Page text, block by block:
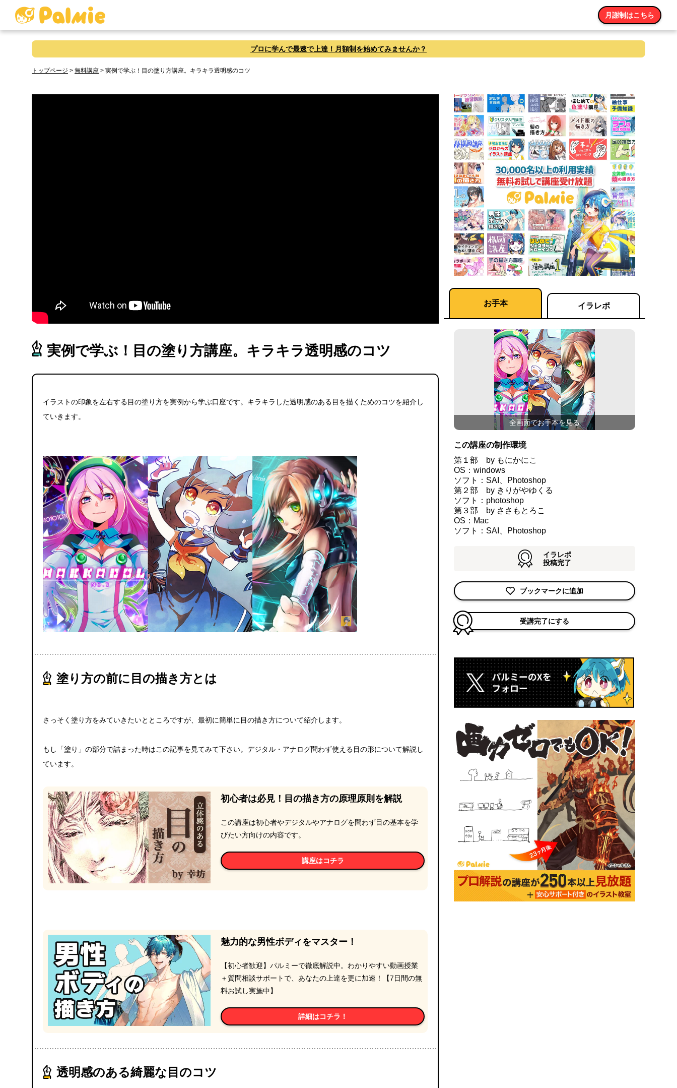
月謝制はこちら
プロに学んで最速で上達！月額制を始めてみませんか？
トップページ > 無料講座 > 実例で学ぶ！目の塗り方講座。キラキラ透明感のコツ
実例で学ぶ！目の塗り方講座。キラキラ透明感のコツ
イラストの印象を左右する目の塗り方を実例から学ぶ口座です。キラキラした透明感のある目を描くためのコツを紹介し
ていきます。
塗り方の前に目の描き方とは
さっそく塗り方をみていきたいとところですが、最初に簡単に目の描き方について紹介します。
もし「塗り」の部分で詰まった時はこの記事を見てみて下さい。デジタル・アナログ問わず使える目の形について解説し
ています。
初心者は必見！目の描き方の原理原則を解説
この講座は初心者やデジタルやアナログを問わず目の基本を学
びたい方向けの内容です。
講座はコチラ
魅力的な男性ボディをマスター！
【初心者歓迎】パルミーで徹底解説中。わかりやすい動画授業
＋質問相談サポートで、あなたの上達を更に加速！【7日間の無
料お試し実施中】
詳細はコチラ！
透明感のある綺麗な目のコツ
お手本 イラレポ
全画面でお手本を見る
この講座の制作環境
第１部 by もにかにこ
OS：windows
ソフト：SAI、Photoshop
第２部 by きりがやゆくる
ソフト：photoshop
第３部 by ささもとろこ
OS：Mac
ソフト：SAI、Photoshop
イラレポ
投稿完了
ブックマークに追加
受講完了にする